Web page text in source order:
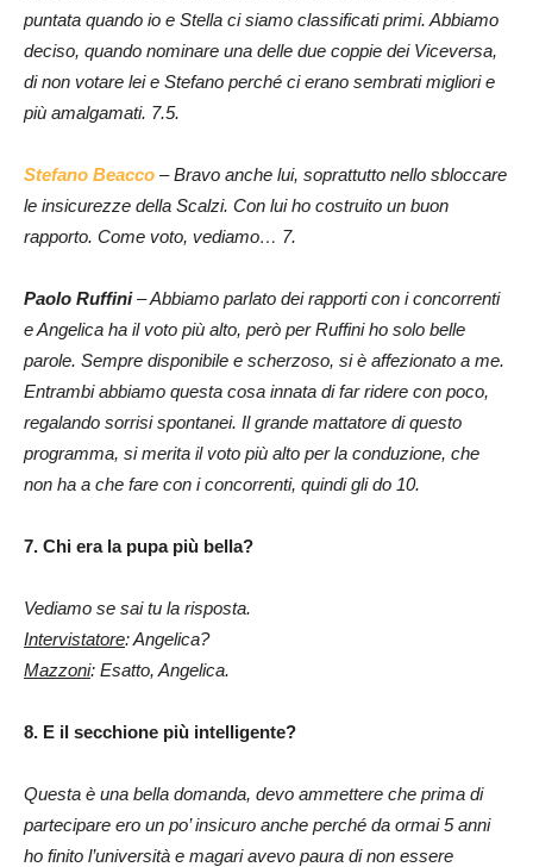
puntata quando io e Stella ci siamo classificati primi. Abbiamo
deciso, quando nominare una delle due coppie dei Viceversa,
di non votare lei e Stefano perché ci erano sembrati migliori e
più amalgamati. 7.5.
Stefano Beacco – Bravo anche lui, soprattutto nello sbloccare
le insicurezze della Scalzi. Con lui ho costruito un buon
rapporto. Come voto, vediamo… 7.
Paolo Ruffini– Abbiamo parlato dei rapporti con i concorrenti
e Angelica ha il voto più alto, però per Ruffini ho solo belle
parole. Sempre disponibile e scherzoso, si è affezionato a me.
Entrambi abbiamo questa cosa innata di far ridere con poco,
regalando sorrisi spontanei. Il grande mattatore di questo
programma, si merita il voto più alto per la conduzione, che
non ha a che fare con i concorrenti, quindi gli do 10.
7. Chi era la pupa più bella?
Vediamo se sai tu la risposta.
Intervistatore: Angelica?
Mazzoni: Esatto, Angelica.
8. E il secchione più intelligente?
Questa è una bella domanda, devo ammettere che prima di
partecipare ero un po’ insicuro anche perché da ormai 5 anni
ho finito l’università e magari avevo paura di non essere